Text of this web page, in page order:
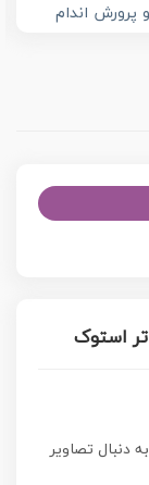
پرورش اندام
استوک
دنبال تصاویر